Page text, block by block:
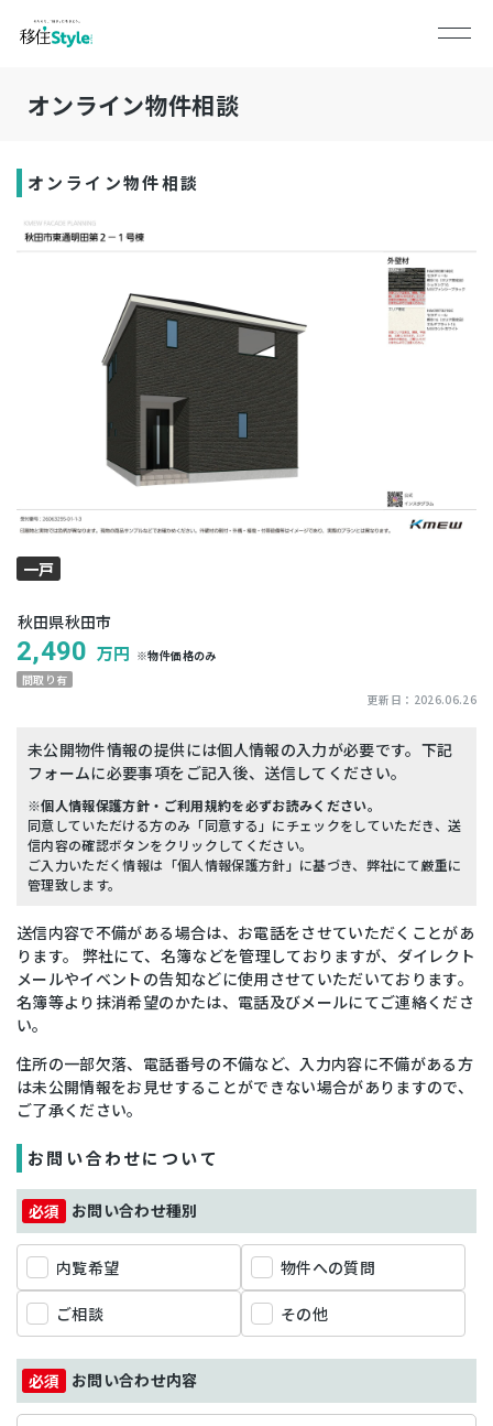
オンライン物件相談
オンライン物件相談
一戸
秋田県秋田市
2,490 万円 ※物件価格のみ
間取り有
更新日： 2026.06.26
未公開物件情報の提供には個人情報の入力が必要です。下記
フォームに必要事項をご記入後、送信してください。
※個人情報保護方針・ご利用規約を必ずお読みください。
同意していただける方のみ「同意する」にチェックをしていただき、送
信内容の確認ボタンをクリックしてください。
ご入力いただく情報は「個人情報保護方針」に基づき、弊社にて厳重に
管理致します。
送信内容で不備がある場合は、お電話をさせていただくことがあ
ります。 弊社にて、名簿などを管理しておりますが、ダイレクト
メールやイベントの告知などに使用させていただいております。
名簿等より抹消希望のかたは、電話及びメールにてご連絡くださ
い。
住所の一部欠落、電話番号の不備など、入力内容に不備がある方
は未公開情報をお見せすることができない場合がありますので、
ご了承ください。
お問い合わせについて
お問い合わせ種別
内覧希望 物件への質問
ご相談 その他
お問い合わせ内容